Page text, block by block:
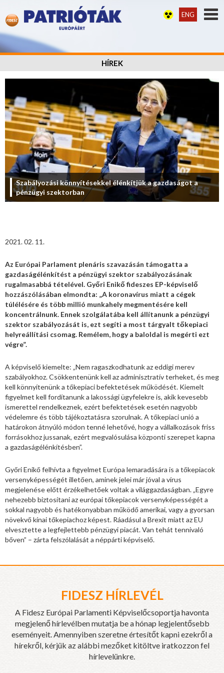
ENG
HÍREK
Szabályozási könnyítésekkel élénkítjük a gazdaságot a
pénzügyi szektorban
2021. 02. 11.
Az Európai Parlament plenáris szavazásán támogatta a
gazdaságélénkítést a pénzügyi szektor szabályozásának
rugalmasabbá tételével. Győri Enikő fideszes EP-képviselő
hozzászólásában elmondta: „A koronavírus miatt a cégek
túlélésére és több millió munkahely megmentésére kell
koncentrálnunk. Ennek szolgálatába kell állítanunk a pénzügyi
szektor szabályozását is, ezt segíti a most tárgyalt tőkepiaci
helyreállítási csomag. Remélem, hogy a baloldal is megérti ezt
végre”.
A képviselő kiemelte: „Nem ragaszkodhatunk az eddigi merev
szabályokhoz. Csökkentenünk kell az adminisztratív terheket, és meg
kell könnyítenünk a tőkepiaci befektetések működését. Kiemelt
figyelmet kell fordítanunk a lakossági ügyfelekre is, akik kevesebb
ismerettel rendelkeznek, ezért befektetések esetén nagyobb
védelemre és több tájékoztatásra szorulnak. A tőkepiaci unió a
határokon átnyúló módon tenné lehetővé, hogy a vállalkozások friss
forrásokhoz jussanak, ezért megvalósulása központi szerepet kapna
a gazdaságélénkítésben”.
Győri Enikő felhívta a figyelmet Európa lemaradására is a tőkepiacok
versenyképességét illetően, aminek jelei már jóval a vírus
megjelenése előtt érzékelhetőek voltak a világgazdaságban. „Egyre
nehezebb biztosítani az európai tőkepiacok versenyképességét a
sokkal nagyobb és hatékonyabban működő amerikai, vagy a gyorsan
növekvő kínai tőkepiachoz képest. Ráadásul a Brexit miatt az EU
elvesztette a legfejlettebb pénzügyi piacát. Van tehát tennivaló
bőven” – zárta felszólalását a néppárti képviselő.
FIDESZ HÍRLEVÉL
A Fidesz Európai Parlamenti Képviselőcsoportja havonta
megjelenő hírlevélben mutatja be a hónap legjelentősebb
eseményeit. Amennyiben szeretne értesítőt kapni ezekről a
hírekről, kérjük az alábbi mezőket kitöltve iratkozzon fel
hírlevelünkre.